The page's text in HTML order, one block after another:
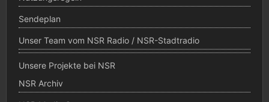
Sendeplan
Unser Team vom NSR Radio / NSR-Stadtradio
Unsere Projekte bei NSR
NSR Archiv